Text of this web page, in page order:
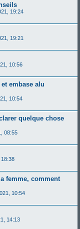
19:24
19:21
10:56
embase alu
10:54
quelque chose
08:55
18:38
femme, comment
10:54
14:13